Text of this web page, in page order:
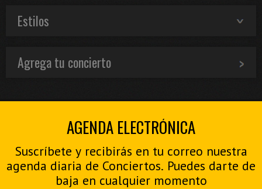
Estilos
Agrega tu concierto
AGENDA ELECTRÓNICA
Suscríbete y recibirás en tu correo nuestra
agenda diaria de Conciertos. Puedes darte de
baja en cualquier momento